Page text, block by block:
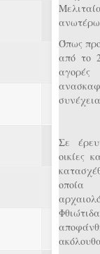
Όπως
από το
Σε
οικίες
οποία